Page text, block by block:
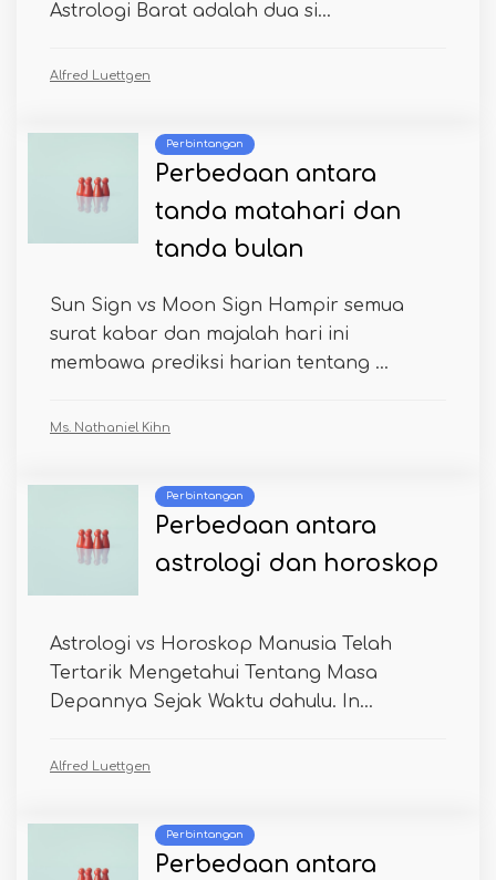
Astrologi Barat adalah dua si...
Alfred Luettgen
Perbintangan
Perbedaan antara
tanda matahari dan
tanda bulan
Sun Sign vs Moon Sign Hampir semua
surat kabar dan majalah hari ini
membawa prediksi harian tentang ...
Ms. Nathaniel Kihn
Perbintangan
Perbedaan antara
astrologi dan horoskop
Astrologi vs Horoskop Manusia Telah
Tertarik Mengetahui Tentang Masa
Depannya Sejak Waktu dahulu. In...
Alfred Luettgen
Perbintangan
Perbedaan antara